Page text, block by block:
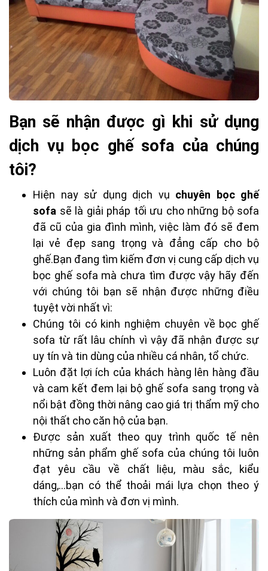
Bạn sẽ nhận được gì khi sử dụng
dịch vụ bọc ghế sofa của chúng
tôi?
Hiện nay sử dụng dịch vụ chuyên bọc ghế
sofa sẽ là giải pháp tối ưu cho những bộ sofa
đã cũ của gia đình mình, việc làm đó sẽ đem
lại vẻ đẹp sang trọng và đẳng cấp cho bộ
ghế.Bạn đang tìm kiếm đơn vị cung cấp dịch vụ
bọc ghế sofa mà chưa tìm được vậy hãy đến
với chúng tôi bạn sẽ nhận được những điều
tuyệt vời nhất vì:
Chúng tôi có kinh nghiệm chuyên về bọc ghế
sofa từ rất lâu chính vì vậy đã nhận được sự
uy tín và tin dùng của nhiều cá nhân, tổ chức.
Luôn đặt lợi ích của khách hàng lên hàng đầu
và cam kết đem lại bộ ghế sofa sang trọng và
nổi bật đồng thời nâng cao giá trị thẩm mỹ cho
nội thất cho căn hộ của bạn.
Được sản xuất theo quy trình quốc tế nên
những sản phẩm ghế sofa của chúng tôi luôn
đạt yêu cầu về chất liệu, màu sắc, kiểu
dáng,...bạn có thể thoải mái lựa chọn theo ý
thích của mình và đơn vị mình.